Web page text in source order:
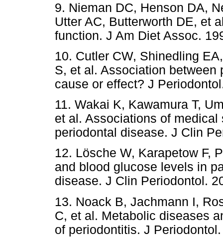
9. Nieman DC, Henson DA,
Utter AC, Butterworth DE, et
function. J Am Diet Assoc.
10. Cutler CW, Shinedling
S, et al. Association
cause or effect? J
11. Wakai K, Kawamura T,
et al. Associations of
periodontal disease. J Clin
12. Lösche W, Karapetow F,
and blood glucose levels in
disease. J Clin Periodontol.
13. Noack B, Jachmann I,
C, et al. Metabolic diseases
of periodontitis. J